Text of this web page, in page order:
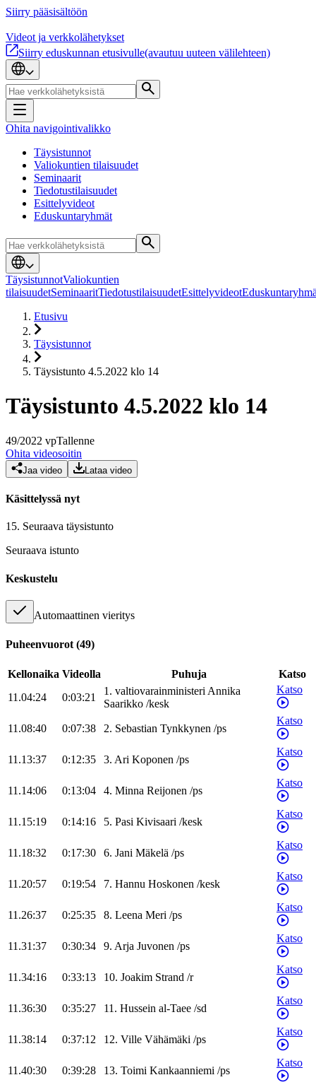
Siirry pääsisältöön
Videot ja verkkolähetykset
Siirry eduskunnan etusivulle(avautuu uuteen välilehteen)
Ohita navigointivalikko
Täysistunnot
Valiokuntien tilaisuudet
Seminaarit
Tiedotustilaisuudet
Esittelyvideot
Eduskuntaryhmät
TäysistunnotValiokuntien
tilaisuudetSeminaaritTiedotustilaisuudetEsittelyvideot
Etusivu
Täysistunnot
Täysistunto 4.5.2022 klo 14
Täysistunto 4.5.2022 klo 14
49/2022 vpTallenne
Ohita videosoitin
Jaa video Lataa video
Käsittelyssä nyt
15. Seuraava täysistunto
Seuraava istunto
Keskustelu
Automaattinen vieritys
Puheenvuorot (49)
Kellonaika Videolla Puhuja
Katso
11.04:24
0:03:21
1. valtiovarainministeriAnnika
Saarikko /kesk
Katso
11.08:40 0:07:38 2. Sebastian Tynkkynen /ps
Katso
11.13:37 0:12:35 3. Ari Koponen /ps
Katso
11.14:06 0:13:04 4. Minna Reijonen /ps
Katso
11.15:19 0:14:16 5. Pasi Kivisaari /kesk
Katso
11.18:32 0:17:30 6. Jani Mäkelä /ps
Katso
11.20:57 0:19:54 7. Hannu Hoskonen /kesk
Katso
11.26:37 0:25:35 8. Leena Meri /ps
Katso
11.31:37 0:30:34 9. Arja Juvonen /ps
Katso
11.34:16 0:33:13 10. Joakim Strand /r
Katso
11.36:30 0:35:27 11. Hussein al-Taee /sd
Katso
11.38:14 0:37:12 12. Ville Vähämäki /ps
Katso
11.40:30 0:39:28 13. Toimi Kankaanniemi /ps
Katso